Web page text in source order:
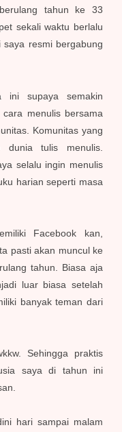
tahun ke 33
sekali waktu berlalu
resmi bergabung
ini supaya semakin
menulis bersama
Komunitas yang
dunia tulis menulis.
selalu ingin menulis
harian seperti masa
Facebook kan,
pasti akan muncul ke
tahun. Biasa aja
luar biasa setelah
banyak teman dari
Sehingga praktis
saya di tahun ini
hari sampai malam